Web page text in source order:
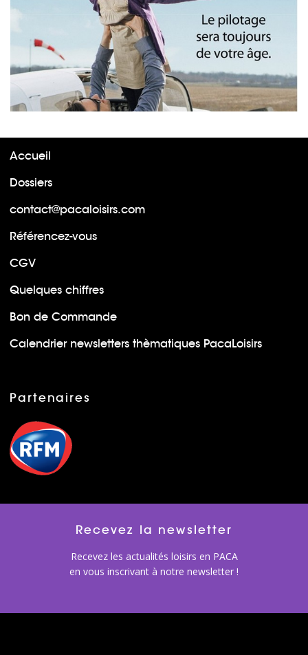
Accueil
Dossiers
contact@pacaloisirs.com
Référencez-vous
CGV
Quelques chiffres
Bon de Commande
Calendrier newsletters thèmatiques PacaLoisirs
Partenaires
Recevez la newsletter
Recevez les actualités loisirs en PACA
en vous inscrivant à notre newsletter !